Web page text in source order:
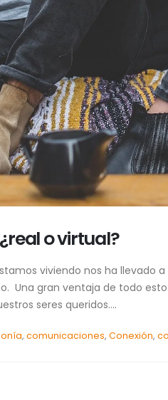
o virtual?
viviendo nos ha llevado
Una gran ventaja de todo
seres queridos....
,comunicaciones,Conexión,